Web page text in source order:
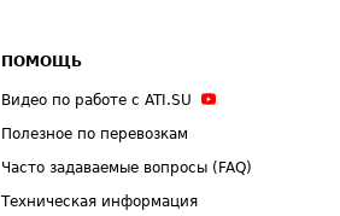
ПОМОЩЬ
Видео по работе с ATI.SU
Полезное по перевозкам
Часто задаваемые вопросы (FAQ)
Техническая информация